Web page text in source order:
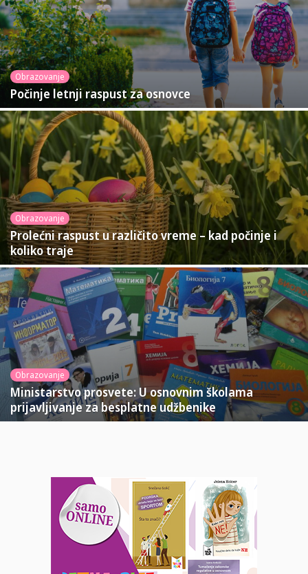
Obrazovanje
Počinje letnji raspust za osnovce
Obrazovanje
Prolećni raspust u različito vreme – kad počinje i
koliko traje
Obrazovanje
Ministarstvo prosvete: U osnovnim školama
prijavljivanje za besplatne udžbenike